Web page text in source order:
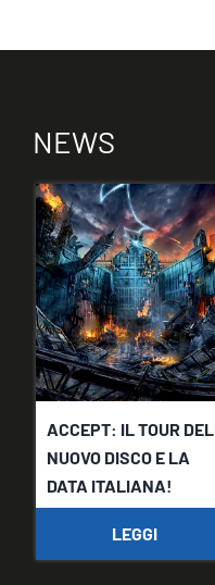
NEWS
ACCEPT: IL TOUR DEL
NUOVO DISCO E LA
DATA ITALIANA!
LEGGI